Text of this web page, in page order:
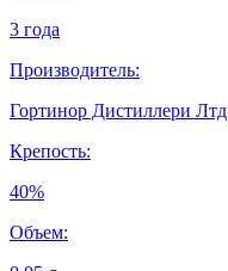
3 года
Производитель:
Гортинор Дистиллери Лтд
Крепость:
40%
Объем: